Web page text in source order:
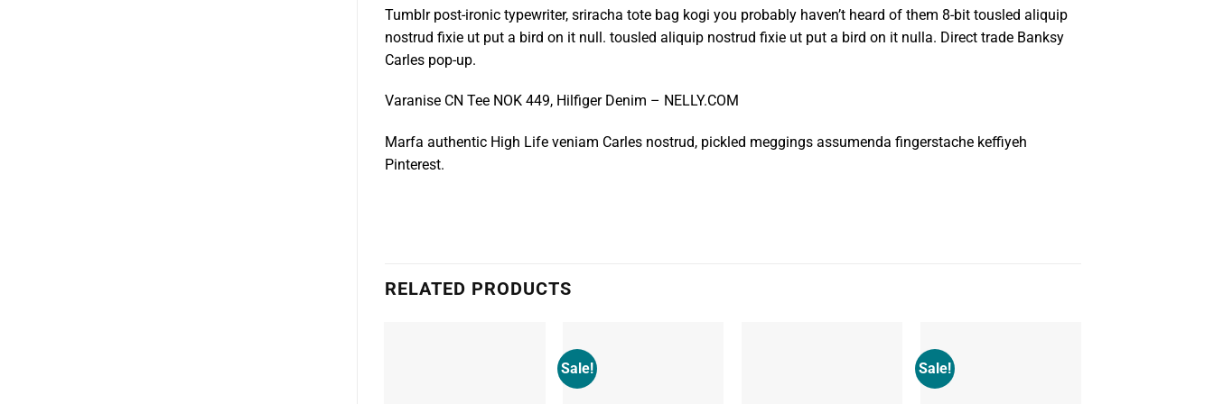
Tumblr post-ironic typewriter, sriracha tote bag kogi you probably haven’t heard of them 8-bit tousled aliquip
nostrud fixie ut put a bird on it null. tousled aliquip nostrud fixie ut put a bird on it nulla. Direct trade Banksy
Carles pop-up.
Varanise CN Tee NOK 449, Hilfiger Denim – NELLY.COM
Marfa authentic High Life veniam Carles nostrud, pickled meggings assumenda fingerstache keffiyeh
Pinterest.
RELATED PRODUCTS
Sale! Sale!